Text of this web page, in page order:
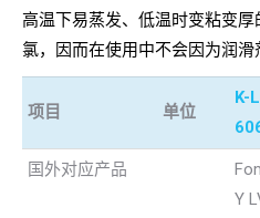
高温下易蒸发、低温时变粘变
氯，因而在使用中不会因为润滑
项目 单位
K-L
国外对应产品
Y